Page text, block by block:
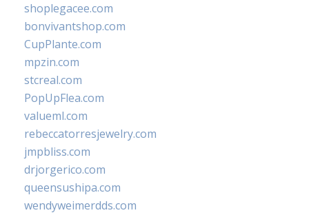
shoplegacee.com
bonvivantshop.com
CupPlante.com
mpzin.com
stcreal.com
PopUpFlea.com
valueml.com
rebeccatorresjewelry.com
jmpbliss.com
drjorgerico.com
queensushipa.com
wendyweimerdds.com